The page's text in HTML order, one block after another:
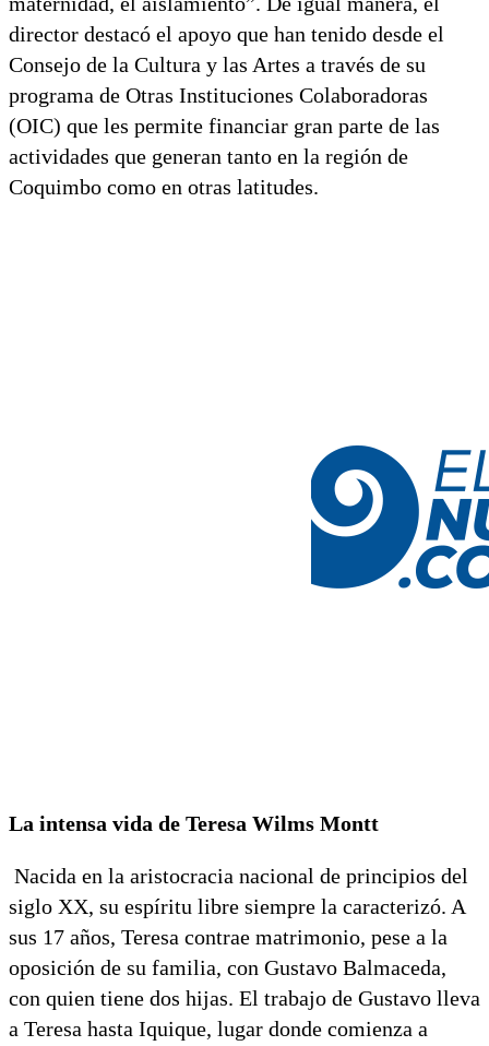
director destacó el apoyo que han tenido desde el
Consejo de la Cultura y las Artes a través de su
programa de Otras Instituciones Colaboradoras
(OIC) que les permite financiar gran parte de las
actividades que generan tanto en la región de
Coquimbo como en otras latitudes.
La intensa vida de Teresa Wilms Montt
Nacida en la aristocracia nacional de principios del
siglo XX, su espíritu libre siempre la caracterizó. A
sus 17 años, Teresa contrae matrimonio, pese a la
oposición de su familia, con Gustavo Balmaceda,
con quien tiene dos hijas. El trabajo de Gustavo lleva
a Teresa hasta Iquique, lugar donde comienza a